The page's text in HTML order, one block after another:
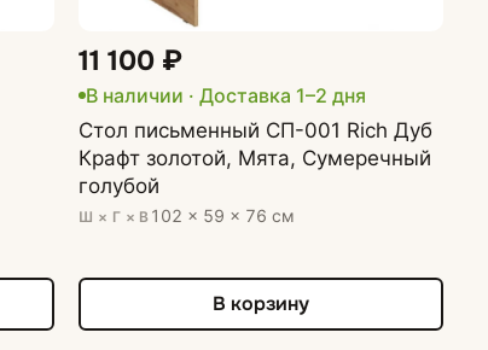
11 100 ₽
В наличии · Доставка 1–2 дня
Стол письменный СП-001 Rich Дуб
Крафт золотой, Мята, Сумеречный
голубой
Ш × Г × В 102 × 59 × 76 см
В корзину